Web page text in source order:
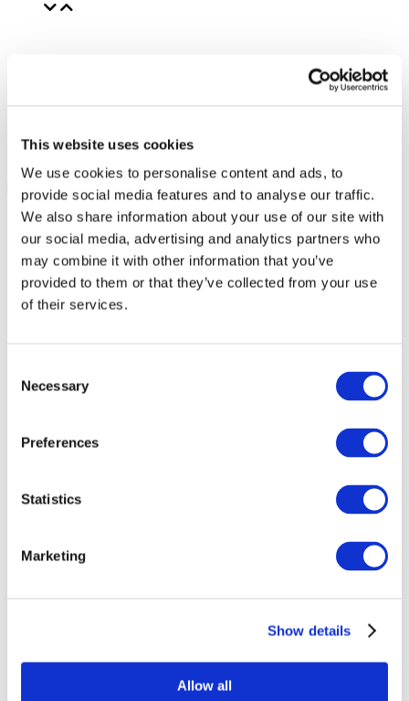
This website uses cookies
We use cookies to personalise content and ads, to
provide social media features and to analyse our traffic.
We also share information about your use of our site with
our social media, advertising and analytics partners who
may combine it with other information that you’ve
provided to them or that they’ve collected from your use
of their services.
Selection
Necessary
Preferences
Statistics
Marketing
Show details
Allow all
мероприятия
Концерты
Рок музыка